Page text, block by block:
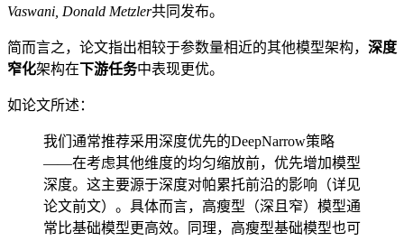
Vaswani, Donald Metzler共同发布。
简而言之，论文指出相较于参数量相近的其他模型架构， 深度
窄化架构在 下游任务中表现更优。
如论文所述：
我们通常推荐采用深度优先的DeepNarrow策略
——在考虑其他维度的均匀缩放前，优先增加模型
深度。这主要源于深度对帕累托前沿的影响（详见
论文前文）。具体而言，高瘦型（深且窄）模型通
常比基础模型更高效。同理，高瘦型基础模型也可